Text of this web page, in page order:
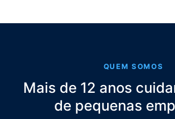
QUEM SOMOS
Mais de 12 anos
de pequenas